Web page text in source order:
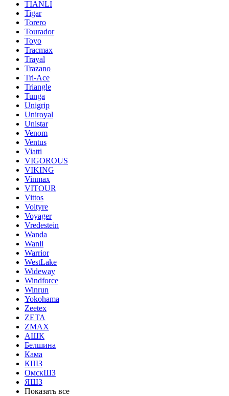
TIANLI
Tigar
Torero
Tourador
Toyo
Tracmax
Trayal
Trazano
Tri-Ace
Triangle
Tunga
Unigrip
Uniroyal
Unistar
Venom
Ventus
Viatti
VIGOROUS
VIKING
Vinmax
VITOUR
Vittos
Voltyre
Voyager
Vredestein
Wanda
Wanli
Warrior
WestLake
Wideway
Windforce
Winrun
Yokohama
Zeetex
ZETA
ZMAX
АШК
Белшина
Кама
КШЗ
ОмскШЗ
ЯШЗ
Показать все